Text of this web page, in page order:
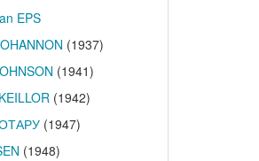
EPS
(1937)
(1941)
(1942)
(1947)
(1948)